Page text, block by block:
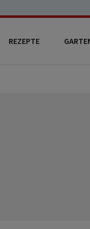
REZEPTE